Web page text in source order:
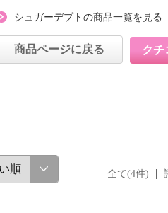
シュガーデプトの商品一覧を見る
商品ページに戻る クチ
全て(4件)